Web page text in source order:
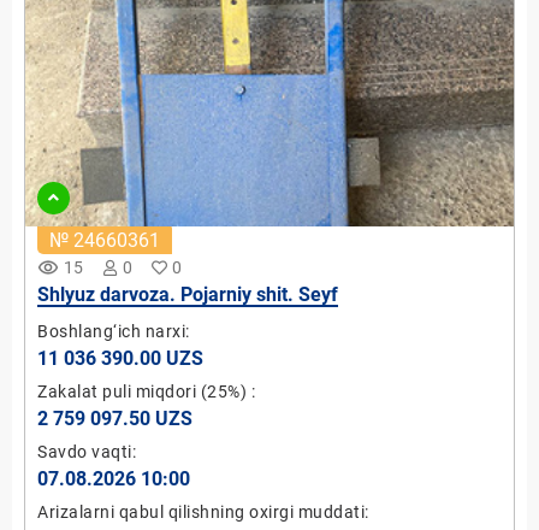
remove_red_eye 15 0 0
№ 24660361
Shlyuz darvoza. Pojarniy shit. Seyf
Boshlang‘ich narxi:
11 036 390.00 UZS
Zakalat puli miqdori (25%) :
2 759 097.50 UZS
Savdo vaqti:
07.08.2026 10:00
Arizalarni qabul qilishning oxirgi muddati: